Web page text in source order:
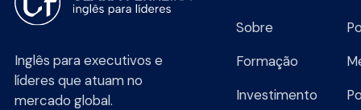
Inglês para executivos e
líderes que atuam no
mercado global.
Sobre
Formação
Investimento